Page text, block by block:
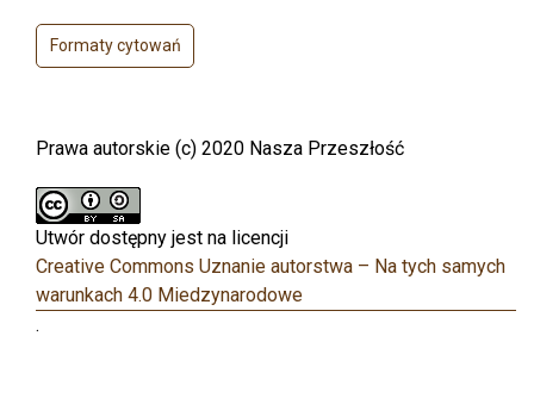
Formaty cytowań
Prawa autorskie (c) 2020 Nasza Przeszłość
Utwór dostępny jest na licencji
Creative Commons Uznanie autorstwa – Na tych samych
warunkach 4.0 Miedzynarodowe
.